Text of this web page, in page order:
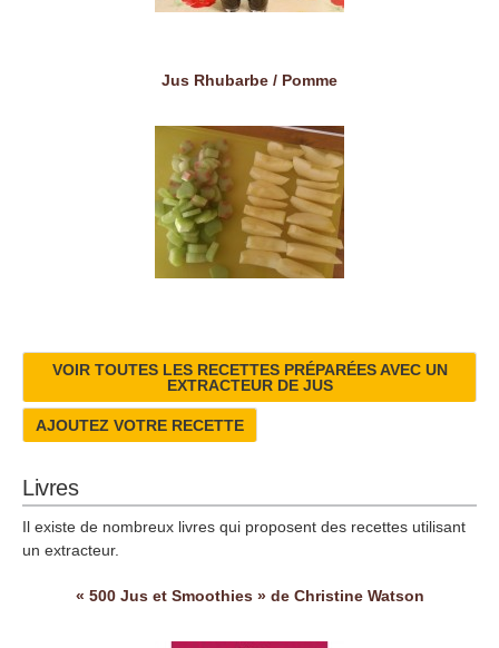
Jus Rhubarbe / Pomme
VOIR TOUTES LES RECETTES PRÉPARÉES AVEC UN
EXTRACTEUR DE JUS
AJOUTEZ VOTRE RECETTE
Livres
Il existe de nombreux livres qui proposent des recettes utilisant
un extracteur.
« 500 Jus et Smoothies » de Christine Watson